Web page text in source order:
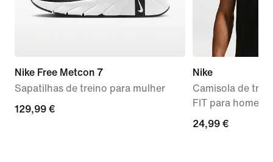
Nike Free Metcon 7
Sapatilhas de treino para mulher
129,99
129,99 €
Nike
Camisola de
FIT para homem
24,99
24,99 €